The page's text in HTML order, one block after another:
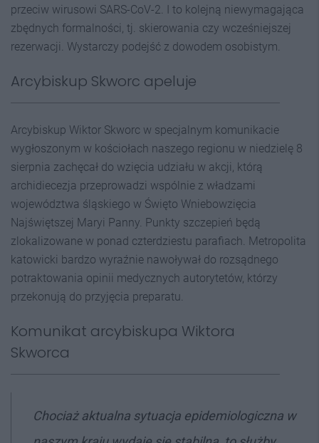
przeciw wirusowi SARS-CoV-2. I to kolejną niewymagająca
zbędnych formalności, tj. skierowania czy wcześniejszej
rezerwacji. Wystarczy podejść z dowodem osobistym.
Arcybiskup Skworc apeluje
Arcybiskup Wiktor Skworc w specjalnym komunikacie
wygłoszonym w kościołach naszego regionu w niedzielę 8
sierpnia zachęcał do wzięcia udziału w akcji, którą
archidiecezja przeprowadzi wspólnie z władzami
województwa śląskiego w Święto Wniebowzięcia
Najświętszej Maryi Panny. Punkty szczepień będą
zlokalizowane w ponad czterdziestu parafiach. Metropolita
katowicki bardzo wyraźnie nawoływał do rozsądnego
potraktowania opinii medycznych autorytetów, którzy
przekonują do przyjęcia preparatu.
Komunikat arcybiskupa Wiktora
Skworca
Chociaż aktualna sytuacja epidemiologiczna w